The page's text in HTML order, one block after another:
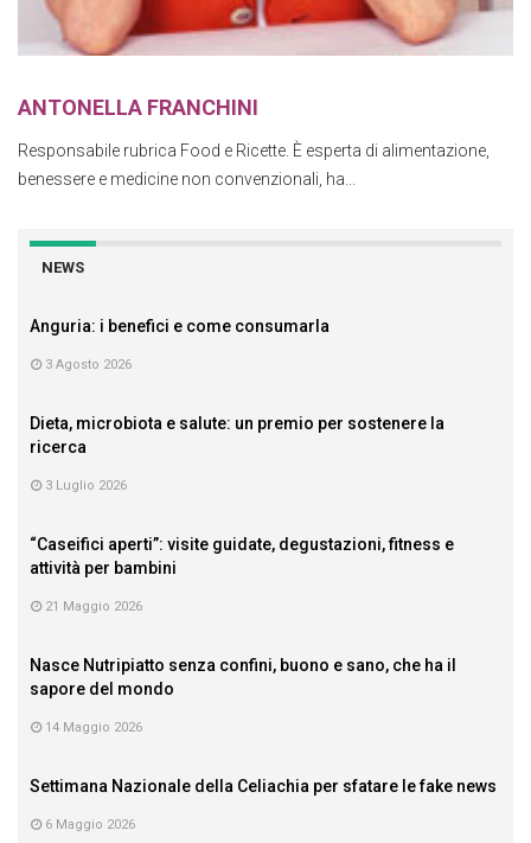
ANTONELLA FRANCHINI
Responsabile rubrica Food e Ricette. È esperta di alimentazione,
benessere e medicine non convenzionali, ha...
NEWS
Anguria: i benefici e come consumarla
3 Agosto 2026
Dieta, microbiota e salute: un premio per sostenere la
ricerca
3 Luglio 2026
“Caseifici aperti”: visite guidate, degustazioni, fitness e
attività per bambini
21 Maggio 2026
Nasce Nutripiatto senza confini, buono e sano, che ha il
sapore del mondo
14 Maggio 2026
Settimana Nazionale della Celiachia per sfatare le fake news
6 Maggio 2026